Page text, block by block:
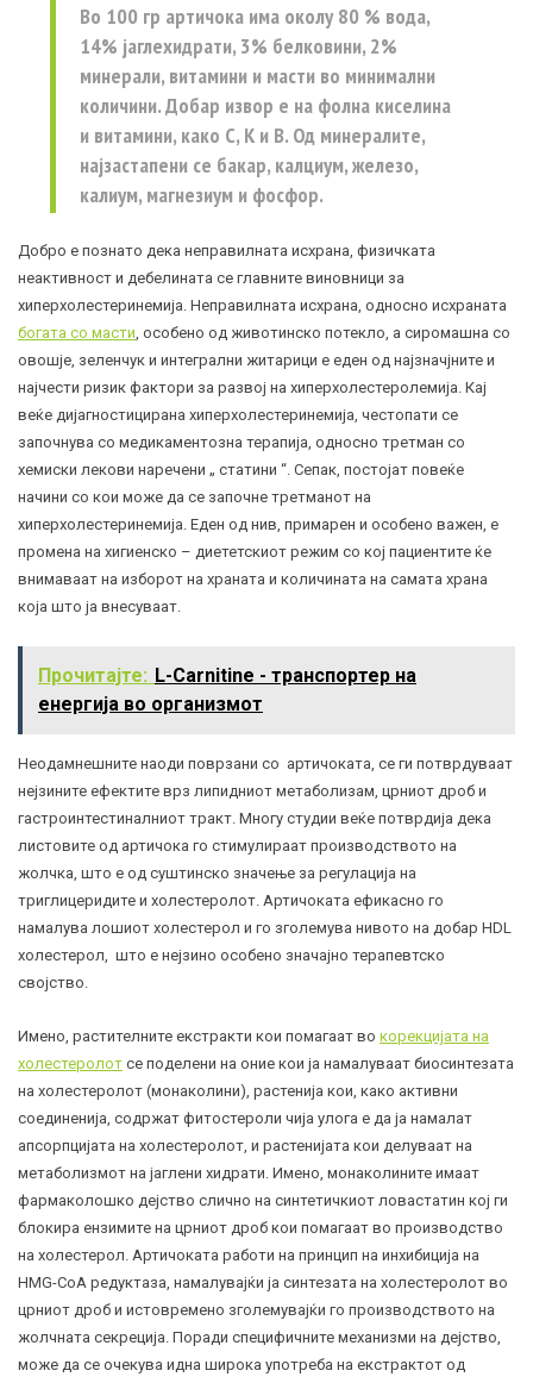
Во 100 гр артичока има околу 80 % вода,
14% јаглехидрати, 3% белковини, 2%
минерали, витамини и масти во минимални
количини. Добар извор е на фолна киселина
и витамини, како C, К и B. Од минералите,
најзастапени се бакар, калциум, железо,
калиум, магнезиум и фосфор.
Добро е познато дека неправилната исхрана, физичката
неактивност и дебелината се главните виновници за
хиперхолестеринемија. Неправилната исхрана, односно исхраната
богата со масти , особено од животинско потекло, а сиромашна со
овошје, зеленчук и интегрални житарици е еден од најзначјните и
најчести ризик фактори за развој на хиперхолестеролемија. Кај
веќе дијагностицирана хиперхолестеринемија, честопати се
започнува со медикаментозна терапија, односно третман со
хемиски лекови наречени „ статини “. Сепак, постојат повеќе
начини со кои може да се започне третманот на
хиперхолестеринемија. Еден од нив, примарен и особено важен, е
промена на хигиенско – диететскиот режим со кој пациентите ќе
внимаваат на изборот на храната и количината на самата храна
која што ја внесуваат.
Прочитајте: L-Carnitine - транспортер на
енергија во организмот
Неодамнешните наоди поврзани со артичоката, се ги потврдуваат
нејзините ефектите врз липидниот метаболизам, црниот дроб и
гастроинтестиналниот тракт. Многу студии веќе потврдија дека
листовите од артичока го стимулираат производството на
жолчка, што е од суштинско значење за регулација на
триглицеридите и холестеролот. Артичоката ефикасно го
намалува лошиот холестерол и го зголемува нивото на добар HDL
холестерол, што е нејзино особено значајно терапевтско
својство.
Имено, растителните екстракти кои помагаат во корекцијата на
холестеролот се поделени на оние кои ја намалуваат биосинтезата
на холестеролот (монаколини), растенија кои, како активни
соединенија, содржат фитостероли чија улога е да ја намалат
апсорпцијата на холестеролот, и растенијата кои делуваат на
метаболизмот на јаглени хидрати. Имено, монаколините имаат
фармаколошко дејство слично на синтетичкиот ловастатин кој ги
блокира ензимите на црниот дроб кои помагаат во производство
на холестерол. Артичоката работи на принцип на инхибиција на
HMG-CoA редуктаза, намалувајќи ја синтезата на холестеролот во
црниот дроб и истовремено зголемувајќи го производството на
жолчната секреција. Поради специфичните механизми на дејство,
може да се очекува идна широка употреба на екстрактот од